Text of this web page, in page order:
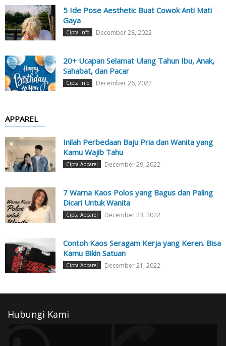
5 Ide Pose Aesthetic Buat Cowok Anti Mati
Gaya
Cipta Info December 28, 2022
20+ Ucapan Selamat Ulang Tahun Ibu, Anak,
Sahabat, dan Pacar
Cipta Info December 26, 2022
APPAREL
Inilah Perbedaan Baju Pria dan Wanita yang
Kamu Wajib Tahu
Cipta Apparel December 29, 2022
7 Warna Kaos Polos yang Bagus dan Paling
Dicari Untuk Wanita
Cipta Apparel December 23, 2022
Contoh Kaos Seragam Kerja yang Keren. Bisa
Kamu Bikin Satuan
Cipta Apparel December 21, 2022
Hubungi Kami